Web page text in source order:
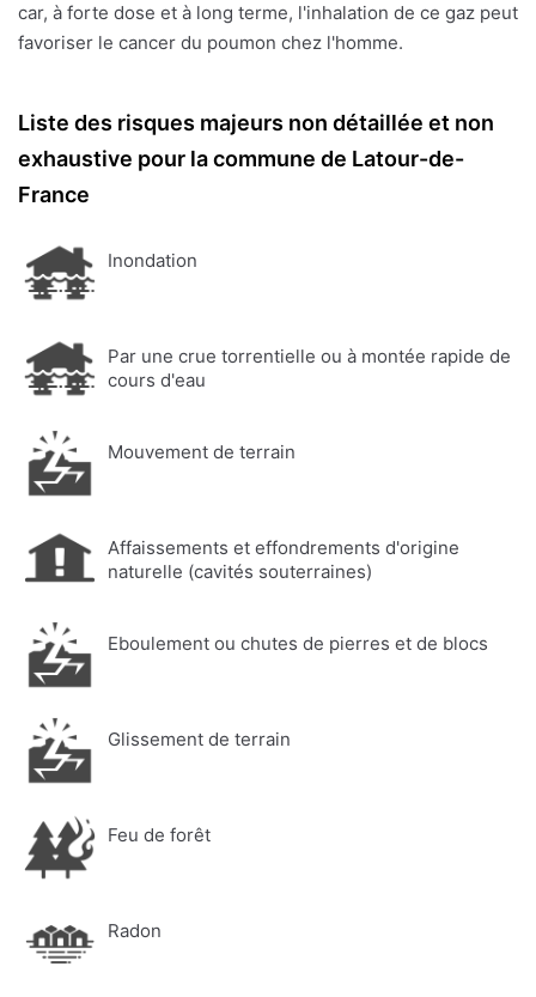
car, à forte dose et à long terme, l'inhalation de ce gaz peut
favoriser le cancer du poumon chez l'homme.
Liste des risques majeurs non détaillée et non
exhaustive pour la commune de Latour-de-
France
Inondation
Par une crue torrentielle ou à montée rapide de
cours d'eau
Mouvement de terrain
Affaissements et effondrements d'origine
naturelle (cavités souterraines)
Eboulement ou chutes de pierres et de blocs
Glissement de terrain
Feu de forêt
Radon